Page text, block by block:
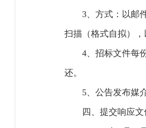
3、方式：以邮
扫描（格式自拟），
4、招标文件每
还。
5、公告发布媒
四、提交响应